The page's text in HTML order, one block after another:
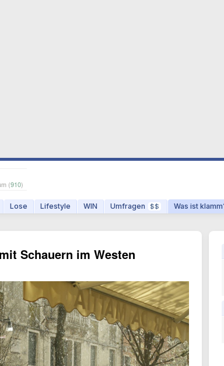
(910)
Lose Lifestyle WIN Umfragen $$ Was ist
Schauern im Westen